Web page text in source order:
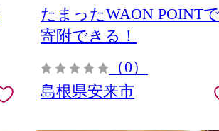
たまったWAON POINTで
寄附できる！
（0）
島根県安来市